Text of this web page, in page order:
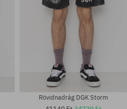
Rövidnadrág DGK Storm